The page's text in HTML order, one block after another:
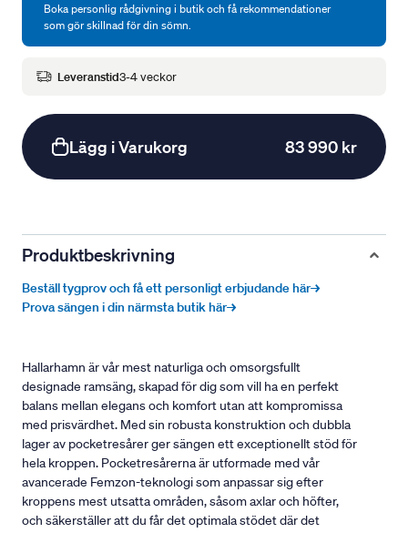
Boka personlig rådgivning i butik och få rekommendationer
som gör skillnad för din sömn.
Leveranstid3-4 veckor
Lägg i Varukorg 83 990 kr
Produktbeskrivning
Beställ tygprov och få ett personligt erbjudande här→
Prova sängen i din närmsta butik här→
Hallarhamn är vår mest naturliga och omsorgsfullt
designade ramsäng, skapad för dig som vill ha en perfekt
balans mellan elegans och komfort utan att kompromissa
med prisvärdhet. Med sin robusta konstruktion och dubbla
lager av pocketresårer ger sängen ett exceptionellt stöd för
hela kroppen. Pocketresårerna är utformade med vår
avancerade Femzon-teknologi som anpassar sig efter
kroppens mest utsatta områden, såsom axlar och höfter,
och säkerställer att du får det optimala stödet där det